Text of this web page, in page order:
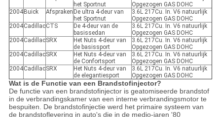
het Sportnut
Opgezogen GAS DOHC
2004 Buick Afspraken De ultra 4-deur van
het Sportnut
3.6L 217Cu. In. V6 natuurlijk
Opgezogen GAS DOHC
2004CadillacCTS
De 4-deur van de
basissedan
3.6L 217Cu. In. V6 natuurlijk
Opgezogen GAS DOHC
2004CadillacSRX
Het Nuts 4-deur van
de basissport
3.6L 217Cu. In. V6 natuurlijk
Opgezogen GAS DOHC
2004CadillacSRX
Het Nuts 4-deur van
de Confortsport
3.6L 217Cu. In. V6 natuurlijk
Opgezogen GAS DOHC
2004CadillacSRX
Het Nuts 4-deur van
de elegantiesport
3.6L 217Cu. In. V6 natuurlijk
Opgezogen GAS DOHC
Wat is de Functie van een Brandstofinjector?
De functie van een brandstofinjector is geatomiseerde brandstof
in de verbrandingskamer van een interne verbrandingsmotor te
bespuiten. De brandstofinjectie werd het primaire systeem van
de brandstoflevering in auto's die in de medio-jaren '80